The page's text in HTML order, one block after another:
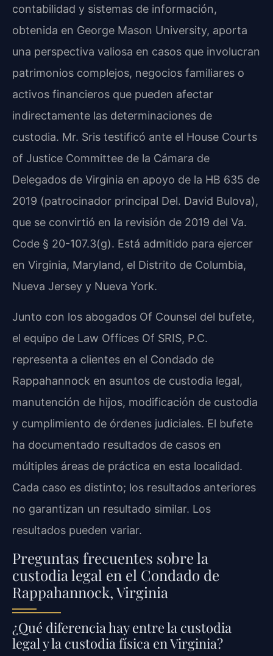
contabilidad y sistemas de información,
obtenida en George Mason University, aporta
una perspectiva valiosa en casos que involucran
patrimonios complejos, negocios familiares o
activos financieros que pueden afectar
indirectamente las determinaciones de
custodia. Mr. Sris testificó ante el House Courts
of Justice Committee de la Cámara de
Delegados de Virginia en apoyo de la HB 635 de
2019 (patrocinador principal Del. David Bulova),
que se convirtió en la revisión de 2019 del Va.
Code § 20-107.3(g). Está admitido para ejercer
en Virginia, Maryland, el Distrito de Columbia,
Nueva Jersey y Nueva York.
Junto con los abogados Of Counsel del bufete,
el equipo de Law Offices Of SRIS, P.C.
representa a clientes en el Condado de
Rappahannock en asuntos de custodia legal,
manutención de hijos, modificación de custodia
y cumplimiento de órdenes judiciales. El bufete
ha documentado resultados de casos en
múltiples áreas de práctica en esta localidad.
Cada caso es distinto; los resultados anteriores
no garantizan un resultado similar. Los
resultados pueden variar.
Preguntas frecuentes sobre la
custodia legal en el Condado de
Rappahannock, Virginia
¿Qué diferencia hay entre la custodia
legal y la custodia física en Virginia?